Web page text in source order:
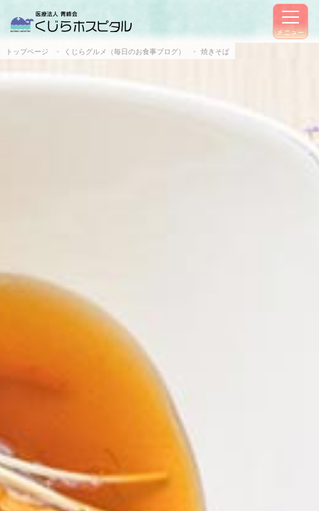
メニュー
トップページ くじらグルメ（毎日のお食事ブログ） 焼きそば